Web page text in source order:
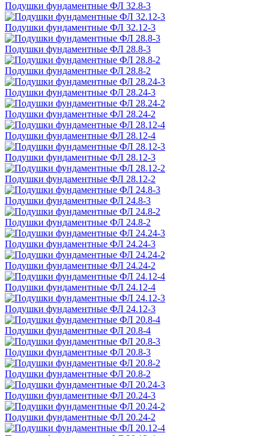
Подушки фундаментные ФЛ 32.8-3
Подушки фундаментные ФЛ 32.12-3
Подушки фундаментные ФЛ 28.8-3
Подушки фундаментные ФЛ 28.8-2
Подушки фундаментные ФЛ 28.24-3
Подушки фундаментные ФЛ 28.24-2
Подушки фундаментные ФЛ 28.12-4
Подушки фундаментные ФЛ 28.12-3
Подушки фундаментные ФЛ 28.12-2
Подушки фундаментные ФЛ 24.8-3
Подушки фундаментные ФЛ 24.8-2
Подушки фундаментные ФЛ 24.24-3
Подушки фундаментные ФЛ 24.24-2
Подушки фундаментные ФЛ 24.12-4
Подушки фундаментные ФЛ 24.12-3
Подушки фундаментные ФЛ 20.8-4
Подушки фундаментные ФЛ 20.8-3
Подушки фундаментные ФЛ 20.8-2
Подушки фундаментные ФЛ 20.24-3
Подушки фундаментные ФЛ 20.24-2